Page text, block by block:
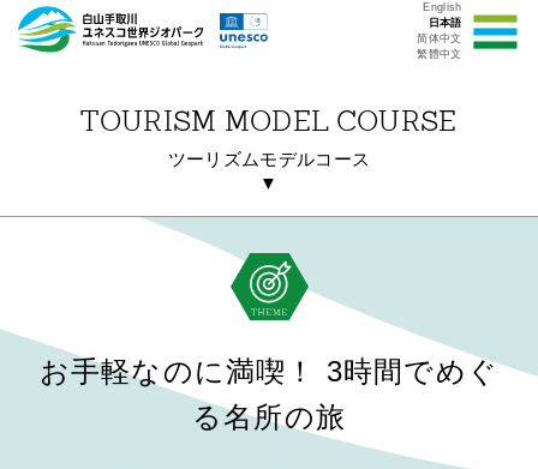
English
日本語
简体中文
繁體中文
TOURISM MODEL COURSE
ツーリズムモデルコース
▼
お手軽なのに満喫！ 3時間でめぐ
る名所の旅